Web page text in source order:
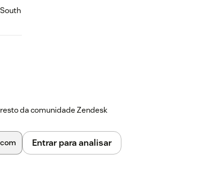
da comunidade Zendesk
Entrar para analisar